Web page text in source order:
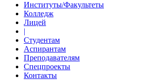
Институты/Факультеты
Колледж
Лицей
|
Студентам
Аспирантам
Преподавателям
Спецпроекты
Контакты